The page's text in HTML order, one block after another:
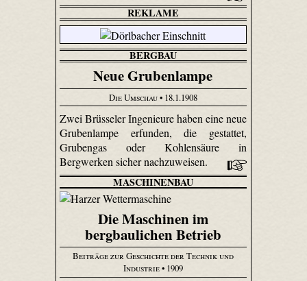
REKLAME
BERGBAU
Neue Grubenlampe
Die Umschau• 18.1.1908
Zwei Brüsseler Ingenieure haben eine neue
Grubenlampe erfunden, die gestattet,
Grubengas oder Kohlensäure in
Bergwerken sicher nachzuweisen.
MASCHINENBAU
Die Maschinen im
bergbaulichen Betrieb
Beiträge zur Geschichte der Technik und
Industrie• 1909